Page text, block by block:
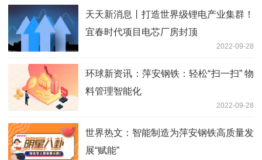
天天新消息丨打造世界级锂电产业集群！
宜春时代项目电芯厂房封顶
2022-09-28
环球新资讯：萍安钢铁：轻松“扫一扫” 物
料管理智能化
2022-09-28
世界热文：智能制造为萍安钢铁高质量发
展“赋能”